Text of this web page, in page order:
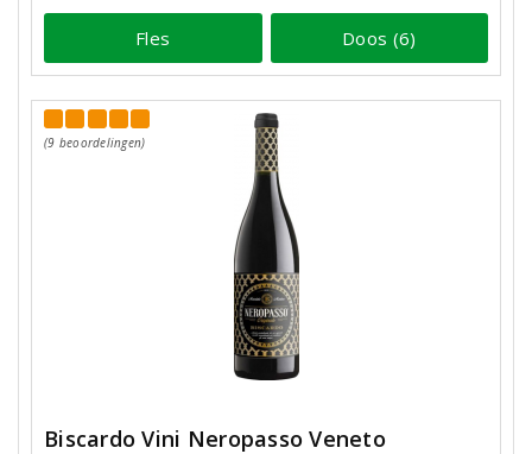
Fles Doos (6)
(9 beoordelingen)
Biscardo Vini Neropasso Veneto